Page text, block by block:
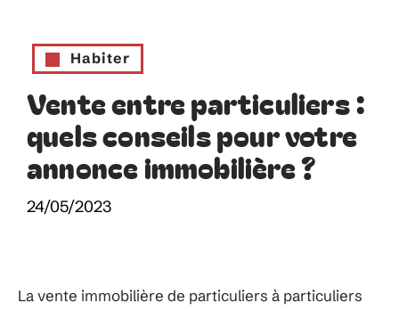
Habiter
Vente entre particuliers :
quels conseils pour votre
annonce immobilière ?
24/05/2023
La vente immobilière de particuliers à particuliers